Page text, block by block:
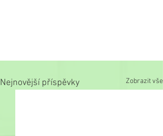
Nejnovější příspěvky Zobrazit vše